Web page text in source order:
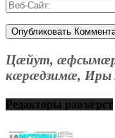
Цæйут,
кæрæдзимæ,
Редакторы равзæрст